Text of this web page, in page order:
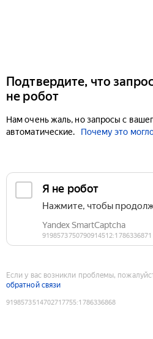
Подтвердите, что
не робот
Нам очень жаль, но запросы с
автоматические.
Почему это
Если у вас возникли проблемы,
обратной связи
9198573514702717755:1786336868